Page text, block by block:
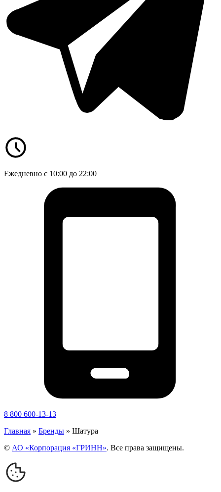
Ежедневно с 10:00 до 22:00
8 800 600-13-13
Главная » Бренды » Шатура
© АО «Корпорация «ГРИНН». Все права защищены.